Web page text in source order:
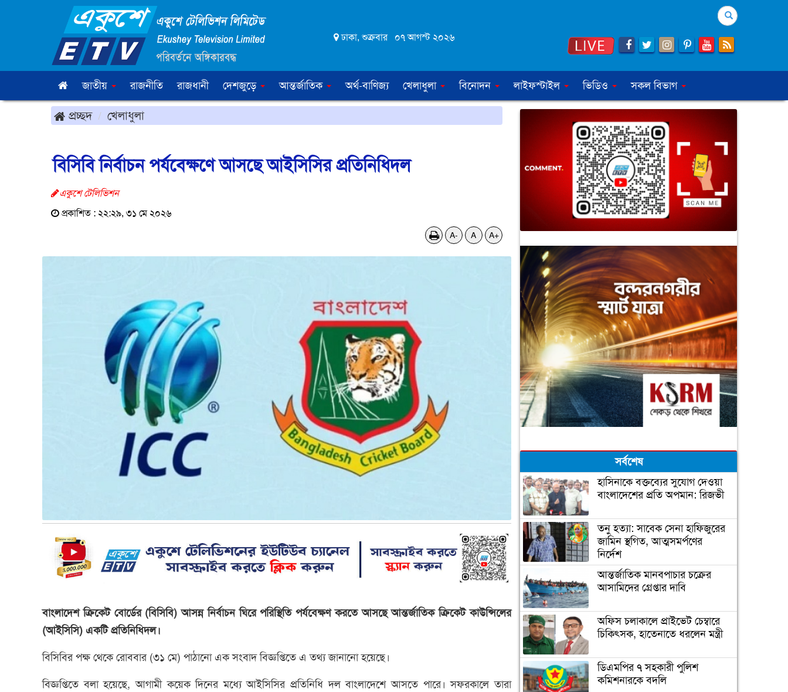
ঢাকা, শুক্রবার ০৭ আগস্ট ২০২৬
Search
জাতীয় রাজনীতি রাজধানী দেশজুড়ে আন্তর্জাতিক অর্থ-বাণিজ্য খেলাধুলা বিনোদন লাইফস্টাইল ভিডিও সকল বিভাগ
প্রচ্ছদ খেলাধুলা
বিসিবি নির্বাচন পর্যবেক্ষণে আসছে আইসিসির প্রতিনিধিদল
একুশে টেলিভিশন
প্রকাশিত : ২২:২৯, ৩১ মে ২০২৬
A- A A+
বাংলাদেশ ক্রিকেট বোর্ডের (বিসিবি) আসন্ন নির্বাচন ঘিরে পরিস্থিতি পর্যবেক্ষণ করতে আসছে আন্তর্জাতিক ক্রিকেট কাউন্সিলের
(আইসিসি) একটি প্রতিনিধিদল।
বিসিবির পক্ষ থেকে রোববার (৩১ মে) পাঠানো এক সংবাদ বিজ্ঞপ্তিতে এ তথ্য জানানো হয়েছে।
বিজ্ঞপ্তিতে বলা হয়েছে, আগামী কয়েক দিনের মধ্যে আইসিসির প্রতিনিধি দল বাংলাদেশে আসতে পারে। সফরকালে তারা
সর্বশেষ
হাসিনাকে বক্তব্যের সুযোগ দেওয়া
বাংলাদেশের প্রতি অপমান: রিজভী
তনু হত্যা: সাবেক সেনা হাফিজুরের
জামিন স্থগিত, আত্মসমর্পণের
নির্দেশ
আন্তর্জাতিক মানবপাচার চক্রের
আসামিদের গ্রেপ্তার দাবি
অফিস চলাকালে প্রাইভেট চেম্বারে
চিকিৎসক, হাতেনাতে ধরলেন মন্ত্রী
ডিএমপির ৭ সহকারী পুলিশ
কমিশনারকে বদলি